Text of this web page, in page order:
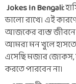
Jokes In Bengali:
ভালো রাখে। এই
আজকের ব্যস্ত
আমরা মন খুলে
এসেছি মজার জোকস,
করতে পারবেন না।